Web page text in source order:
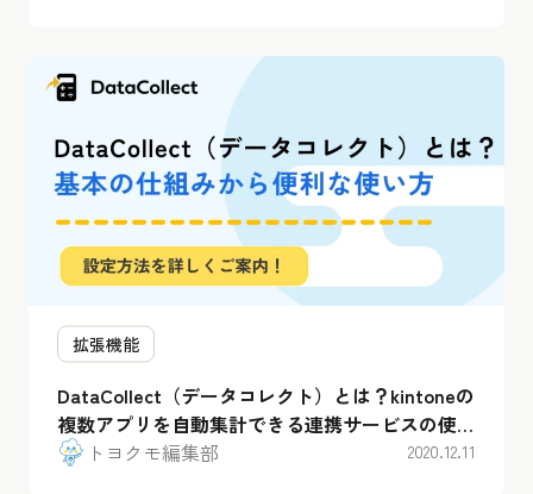
拡張機能
DataCollect（データコレクト）とは？kintoneの
複数アプリを自動集計できる連携サービスの使い
方を解説トヨクモ編集部 2020.12.11